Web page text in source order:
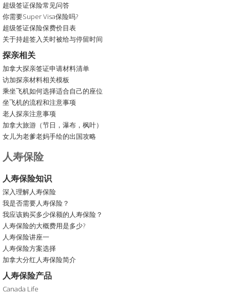
超级签证保险常见问答
你需要Super Visa保险吗?
超级签证保险保费价目表
关于持超签入关时被给与停留时间
探亲相关
加拿大探亲签证申请材料清单
访加探亲材料相关模板
乘坐飞机如何选择适合自己的座位
坐飞机的流程和注意事项
老人探亲注意事项
加拿大旅游（节日，瀑布，枫叶）
女儿为老爹老妈手绘的出国攻略
人寿保险
人寿保险知识
深入理解人寿保险
我是否需要人寿保险？
我应该购买多少保额的人寿保险？
人寿保险的大概费用是多少?
人寿保险讲座一
人寿保险方案选择
加拿大分红人寿保险简介
人寿保险产品
Canada Life